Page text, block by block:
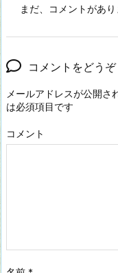
まだ、コメントがあ
コメントをどうぞ
メールアドレスが公開さ
は必須項目です
コメント